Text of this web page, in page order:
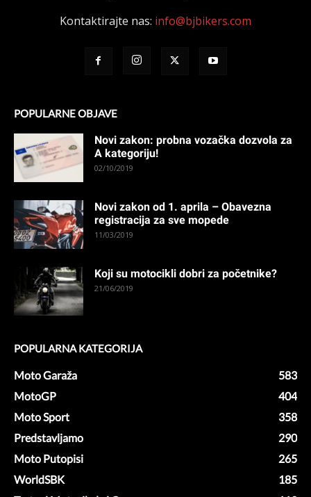
Kontaktirajte nas: info@bjbikers.com
POPULARNE OBJAVE
Novi zakon: probna vozačka dozvola za
A kategoriju!
02/10/2019
Novi zakon od 1. aprila – Obavezna
registracija za sve mopede
11/03/2019
Koji su motocikli dobri za početnike?
21/06/2019
POPULARNA KATEGORIJA
Moto Garaža
583
MotoGP
404
Moto Sport
358
Predstavljamo
290
Moto Putopisi
265
WorldSBK
185